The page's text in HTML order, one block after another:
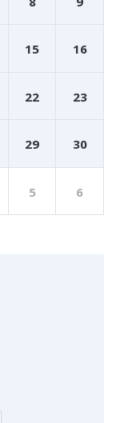
15 16
22 23
29 30
5 6